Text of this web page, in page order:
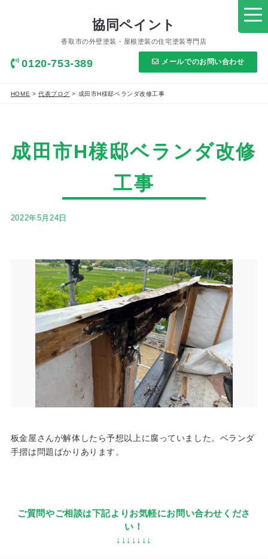
協同ペイント
香取市の外壁塗装・屋根塗装の住宅塗装専門店
0120-753-389 メールでのお問い合わせ
HOME > 代表ブログ > 成田市H様邸ベランダ改修工事
成田市H様邸ベランダ改修
工事
2022年5月24日
板金屋さんが解体したら予想以上に腐っていました。ベランダ
手摺は問題ばかりあります。
ご質問やご相談は下記よりお気軽にお問い合わせくださ
い！
↓↓↓↓↓↓↓